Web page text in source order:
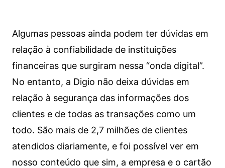
Algumas pessoas ainda podem ter dúvidas em
relação à confiabilidade de instituições
financeiras que surgiram nessa “onda digital”.
No entanto, a Digio não deixa dúvidas em
relação à segurança das informações dos
clientes e de todas as transações como um
todo. São mais de 2,7 milhões de clientes
atendidos diariamente, e foi possível ver em
nosso conteúdo que sim, a empresa e o cartão